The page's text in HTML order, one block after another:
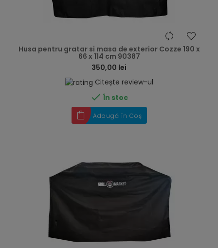
Husa pentru gratar si masa de exterior Cozze 190 x
66 x 114 cm 90387
350,00 lei
Citește review-ul
 În stoc
Adaugă în Coș